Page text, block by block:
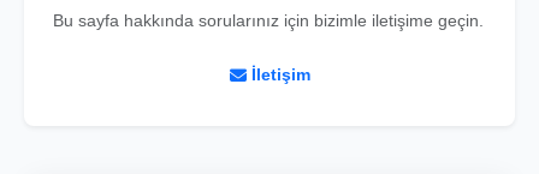
Bu sayfa hakkında sorularınız için bizimle iletişime geçin.
İletişim